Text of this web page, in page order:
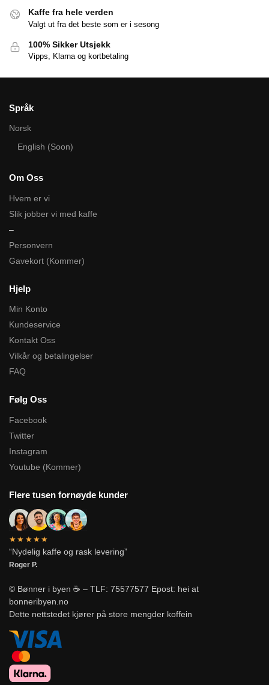
Kaffe fra hele verden
Valgt ut fra det beste som er i sesong
100% Sikker Utsjekk
Vipps, Klarna og kortbetaling
Språk
Norsk
English (Soon)
Om Oss
Hvem er vi
Slik jobber vi med kaffe
–
Personvern
Gavekort (Kommer)
Hjelp
Min Konto
Kundeservice
Kontakt Oss
Vilkår og betalingelser
FAQ
Følg Oss
Facebook
Twitter
Instagram
Youtube (Kommer)
Flere tusen fornøyde kunder
★★★★★
“Nydelig kaffe og rask levering”
Roger P.
© Bønner i byen ☕ – TLF: 75577577 Epost: hei at
bonneribyen.no
Dette nettstedet kjører på store mengder koffein